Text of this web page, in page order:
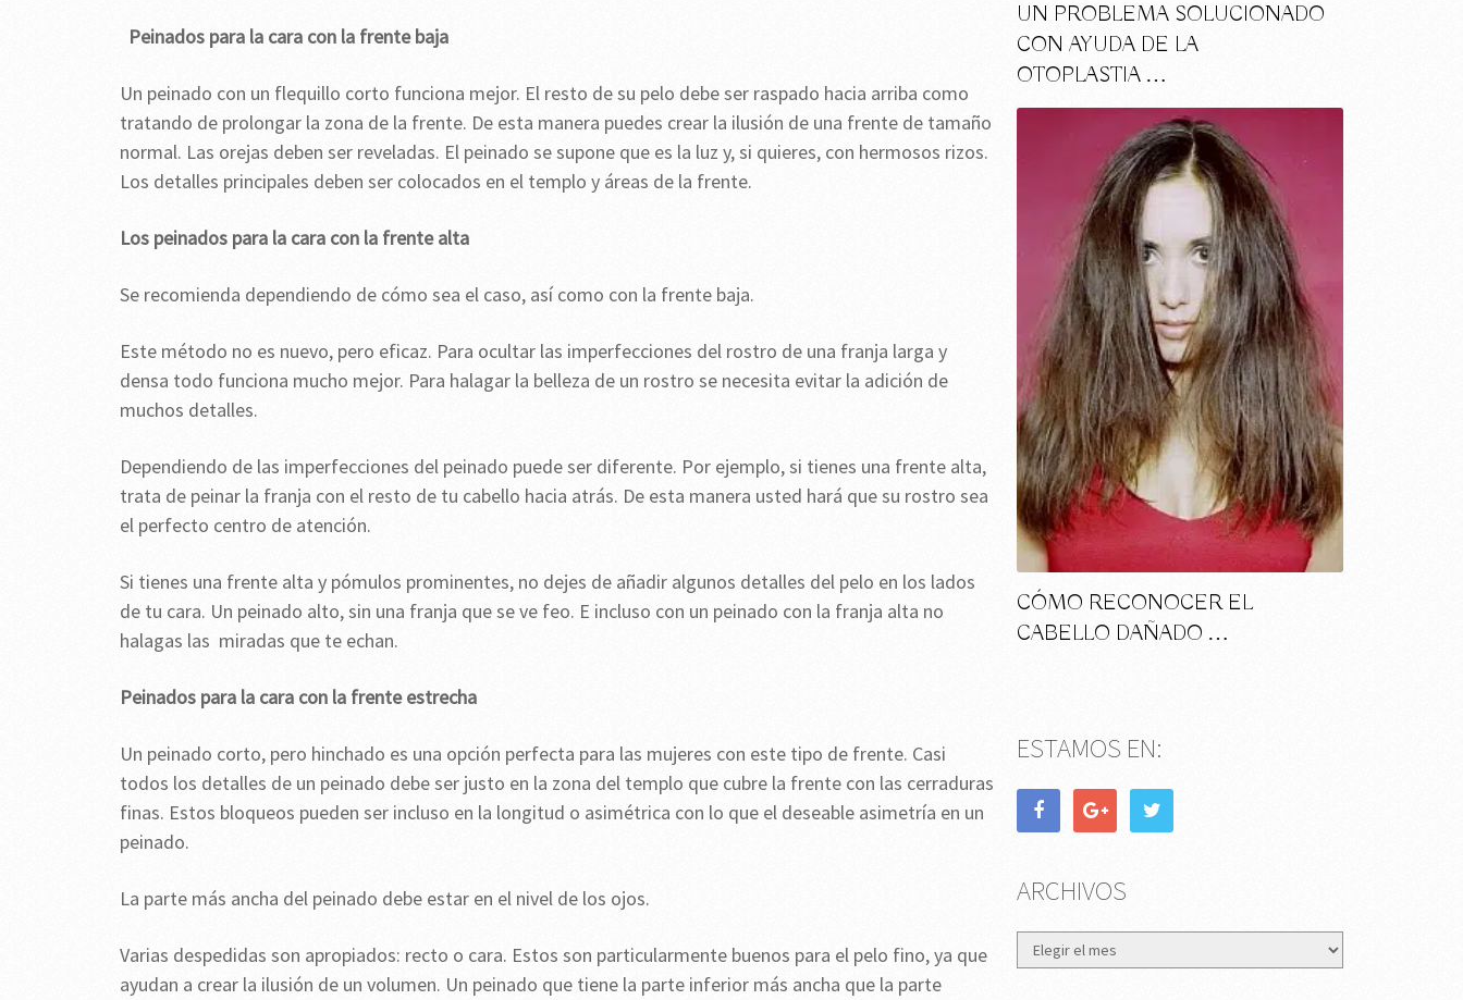
Peinados para la cara con la frente baja
Un peinado con un flequillo corto funciona mejor. El resto de su pelo debe ser raspado hacia arriba como
tratando de prolongar la zona de la frente. De esta manera puedes crear la ilusión de una frente de tamaño
normal. Las orejas deben ser reveladas. El peinado se supone que es la luz y, si quieres, con hermosos rizos.
Los detalles principales deben ser colocados en el templo y áreas de la frente.
Los peinados para la cara con la frente alta
Se recomienda dependiendo de cómo sea el caso, así como con la frente baja.
Este método no es nuevo, pero eficaz. Para ocultar las imperfecciones del rostro de una franja larga y
densa todo funciona mucho mejor. Para halagar la belleza de un rostro se necesita evitar la adición de
muchos detalles.
Dependiendo de las imperfecciones del peinado puede ser diferente. Por ejemplo, si tienes una frente alta,
trata de peinar la franja con el resto de tu cabello hacia atrás. De esta manera usted hará que su rostro sea
el perfecto centro de atención.
Si tienes una frente alta y pómulos prominentes, no dejes de añadir algunos detalles del pelo en los lados
de tu cara. Un peinado alto, sin una franja que se ve feo. E incluso con un peinado con la franja alta no
halagas las miradas que te echan.
Peinados para la cara con la frente estrecha
Un peinado corto, pero hinchado es una opción perfecta para las mujeres con este tipo de frente. Casi
todos los detalles de un peinado debe ser justo en la zona del templo que cubre la frente con las cerraduras
finas. Estos bloqueos pueden ser incluso en la longitud o asimétrica con lo que el deseable asimetría en un
peinado.
La parte más ancha del peinado debe estar en el nivel de los ojos.
Varias despedidas son apropiados: recto o cara. Estos son particularmente buenos para el pelo fino, ya que
ayudan a crear la ilusión de un volumen. Un peinado que tiene la parte inferior más ancha que la parte
UN PROBLEMA SOLUCIONADO
CON AYUDA DE LA
OTOPLASTIA …
CÓMO RECONOCER EL
CABELLO DAÑADO …
ESTAMOS EN:
ARCHIVOS
Archivos